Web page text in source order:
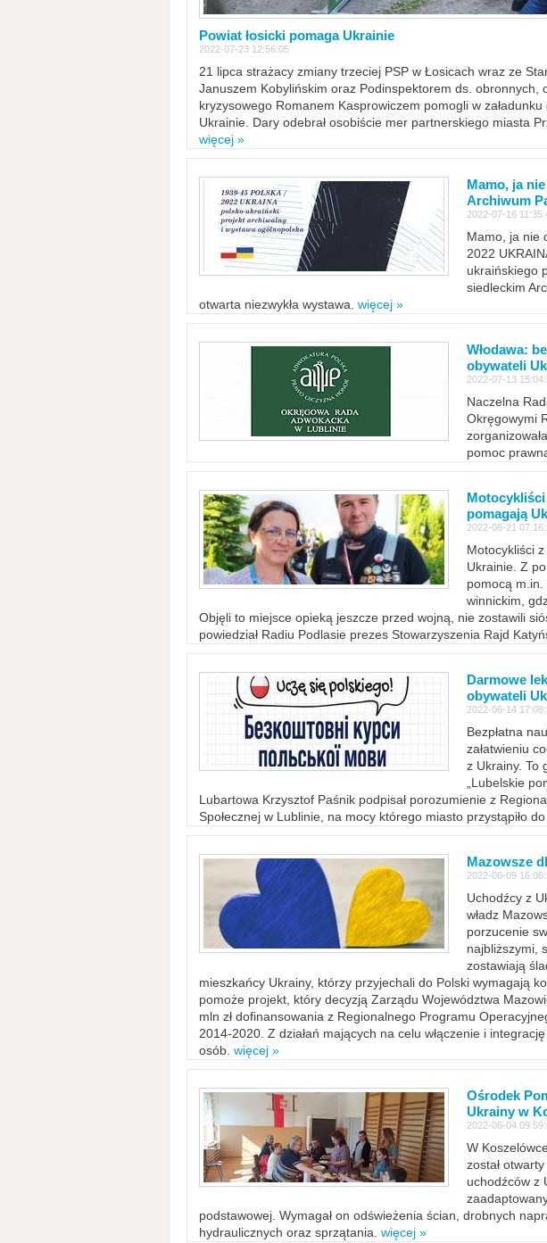
Powiat łosicki pomaga Ukrainie
2022-07-23 12:56:05
21 lipca strażacy zmiany trzeciej PSP w Łosicach wraz ze
Januszem Kobylińskim oraz Podinspektorem ds. obronnych,
kryzysowego Romanem Kasprowiczem pomogli w
Ukrainie. Dary odebrał osobiście mer partnerskiego miasta
więcej »
Mamo, ja
Archiwum
2022-07-16
Mamo, ja nie
2022
ukraińskiego
siedleckim
otwarta niezwykła wystawa. więcej »
Włodawa:
obywateli
2022-07-13
Naczelna
Okręgowymi
pomoc
pomagają
2022-06-21
Motocykliści
Ukrainie. Z
pomocą
winnickim,
Objęli to miejsce opieką jeszcze przed wojną, nie zostawili
powiedział Radiu Podlasie prezes Stowarzyszenia Rajd
Darmowe
obywateli
2022-06-14
Bezpłatna
załatwieniu
z Ukrainy. To
„Lubelskie
Lubartowa Krzysztof Paśnik podpisał porozumienie z
Społecznej w Lublinie, na mocy którego miasto przystąpiło do
Mazowsze
2022-06-09
Uchodźcy z
władz
porzucenie
najbliższymi,
zostawiają
mieszkańcy Ukrainy, którzy przyjechali do Polski wymagają
pomoże projekt, który decyzją Zarządu Województwa
mln zł dofinansowania z Regionalnego Programu
2014-2020. Z działań mających na celu włączenie i
osób. więcej »
Ośrodek
Ukrainy w
2022-06-04
W
został
uchodźców z
podstawowej. Wymagał on odświeżenia ścian, drobnych
hydraulicznych oraz sprzątania. więcej »